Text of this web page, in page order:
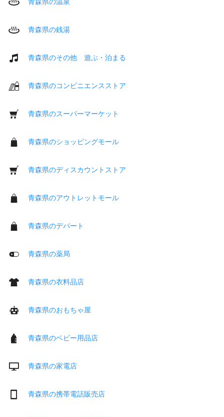
青森県の銭湯
青森県のその他 遊ぶ・泊まる
青森県のコンビニエンスストア
青森県のスーパーマーケット
青森県のショッピングモール
青森県のディスカウントストア
青森県のアウトレットモール
青森県のデパート
青森県の薬局
青森県の衣料品店
青森県のおもちゃ屋
青森県のベビー用品店
青森県の家電店
青森県の携帯電話販売店